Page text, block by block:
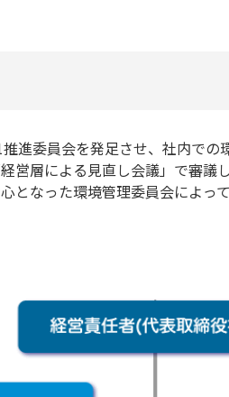
進委員会を発足させ、社内で
層による見直し会議」で審議
なった環境管理委員会によっ